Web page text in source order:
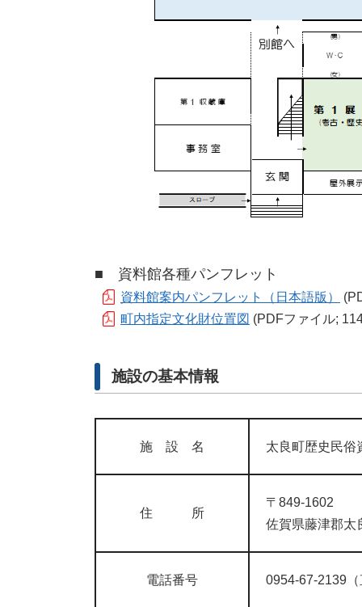
■ 資料館各種パンフレット
資料館案内パンフレット（日本語版）
町内指定文化財位置図 (PDFファイル;
施設の基本情報
施 設 名 太良町歴史民俗
住 所
〒849-1602
佐賀県藤津郡太
電話番号 0954-67-2139